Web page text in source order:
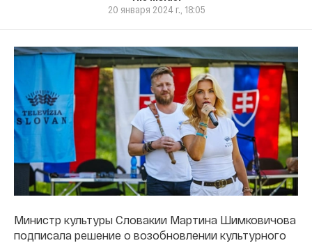
20 января 2024 г., 18:05
Министр культуры Словакии Мартина Шимковичова
подписала решение о возобновлении культурного